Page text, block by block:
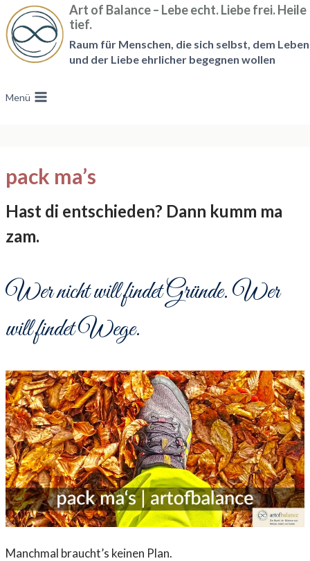
Zum
Inhalt
springen
Art of Balance – Lebe echt. Liebe frei. Heile
tief.
Raum für Menschen, die sich selbst, dem Leben
und der Liebe ehrlicher begegnen wollen
Menü
pack ma’s
Hast di entschieden? Dann kumm ma
zam.
Wer nicht will findet Gründe. Wer
will findet Wege.
Manchmal braucht’s keinen Plan.